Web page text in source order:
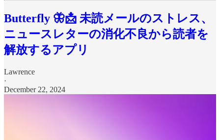
Butterfly 🦋📩 未読メールのストレス、
ニュースレターの消化不良から読者を
解放するアプリ
Lawrence
·
December 22, 2024